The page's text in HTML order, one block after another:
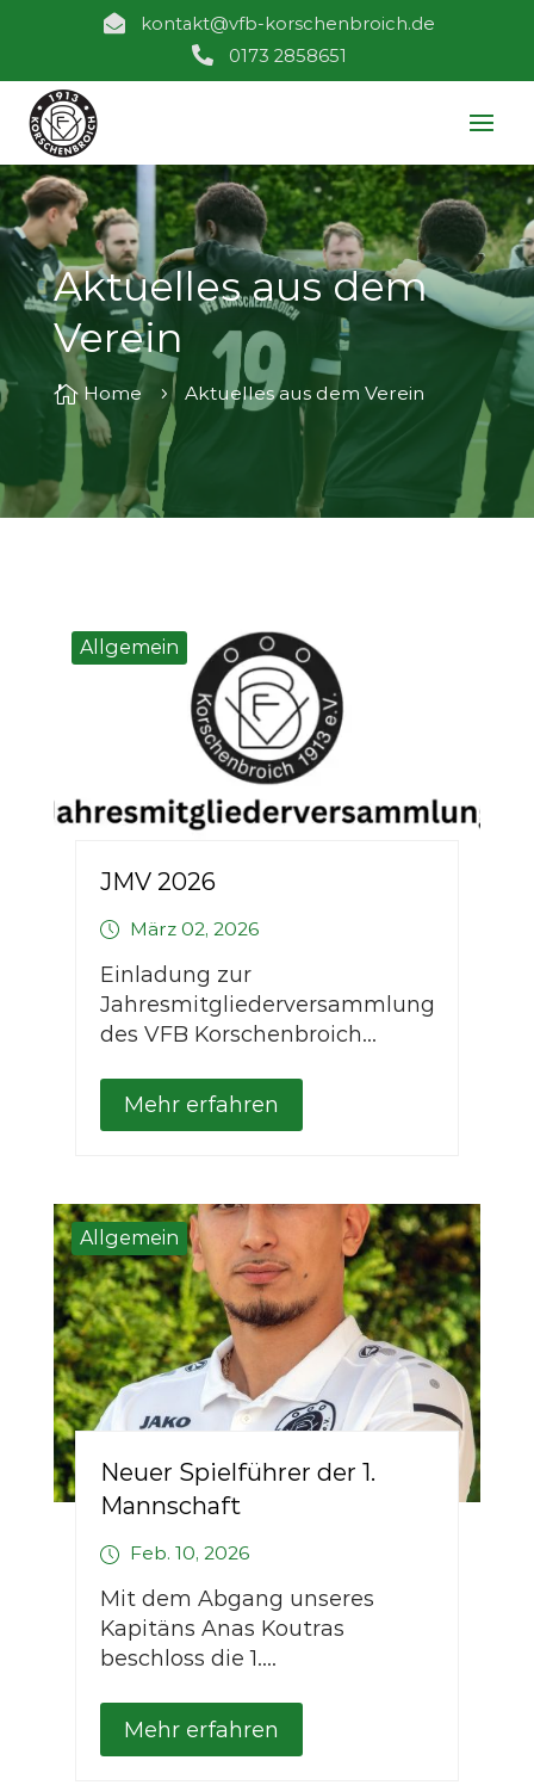

kontakt@vfb-korschenbroich.de

0173 2858651
Aktuelles aus dem
Verein
 Home 5 Aktuelles aus dem Verein
Allgemein
JMV 2026
März 02, 2026
Einladung zur
Jahresmitgliederversammlung
des VFB Korschenbroich...
Mehr erfahren
Allgemein
Neuer Spielführer der 1.
Mannschaft
Feb. 10, 2026
Mit dem Abgang unseres
Kapitäns Anas Koutras
beschloss die 1....
Mehr erfahren